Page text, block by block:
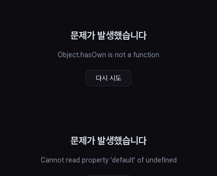
문제가 발생했습니다
Object.hasOwn is not a function
다시 시도
문제가 발생했습니다
Cannot read property 'default' of undefined